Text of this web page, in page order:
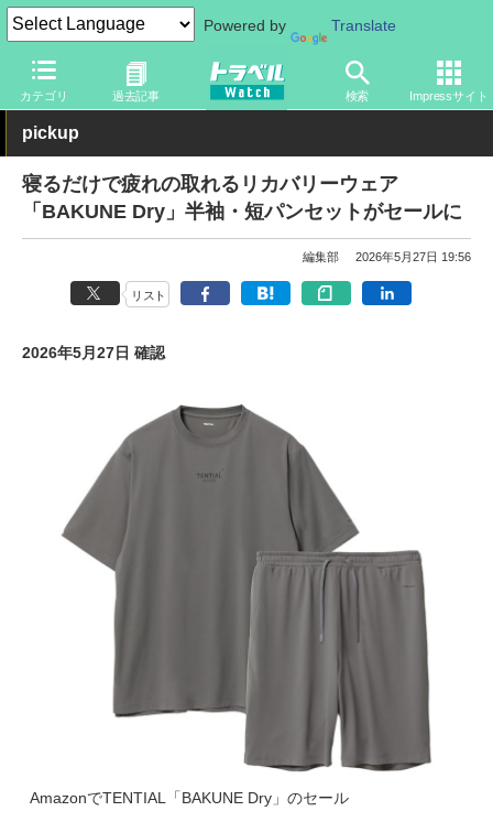
Powered by Translate
カテゴリ 過去記事 検索 Impressサイト
トラベル Watch 旅の情報 セール
pickup
寝るだけで疲れの取れるリカバリーウェア
「BAKUNE Dry」半袖・短パンセットがセールに
編集部 2026年5月27日 19:56
リスト
2026年5月27日 確認
AmazonでTENTIAL「BAKUNE Dry」のセール